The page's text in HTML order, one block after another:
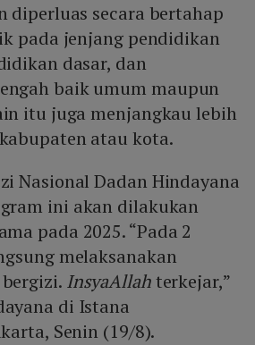
diperluas secara bertahap
pada jenjang pendidikan
dasar, dan
baik umum maupun
itu juga menjangkau lebih
atau kota.
Nasional Dadan Hindayana
ini akan dilakukan
pada 2025. “Pada 2
melaksanakan
InsyaAllahterkejar,”
di Istana
Senin (19/8).